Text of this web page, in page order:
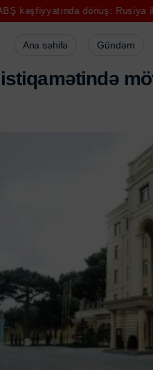
dönüş: Rusiya ilə bağlı
Ana səhifə Gündəm
istiqamətində mö